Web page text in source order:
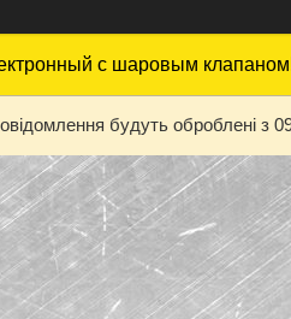
с шаровым
будуть оброблені з